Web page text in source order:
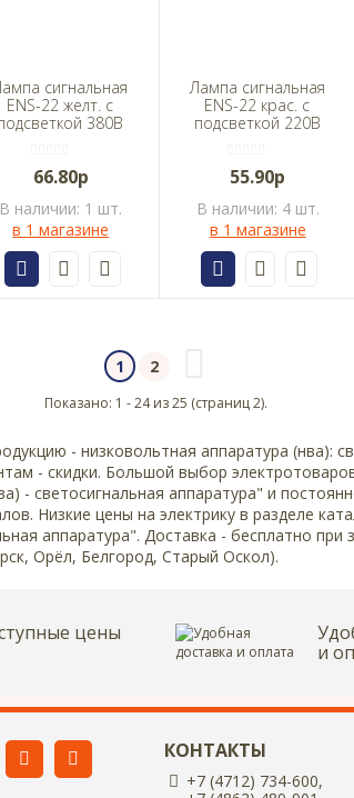
сигнальная
ENS-22 желт. с
380В
66.80р
В наличии: 1 шт.
в 1 магазине
Лампа сигнальная
ENS-22 крас. с
подсветкой 220В
55.90р
В наличии: 4 шт.
в 1 магазине
1 2
Показано: 1 - 24 из 25 (страниц 2).
- низковольтная аппаратура (нва):
- скидки. Большой выбор
- светосигнальная аппаратура" и
Низкие цены на электрику в разделе
аппаратура". Доставка - бесплатно при
Орёл, Белгород, Старый Оскол).
цены
и
КОНТАКТЫ
+7 (4712) 734-600,